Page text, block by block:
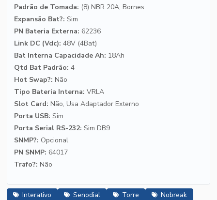
Padrão de Tomada: (8) NBR 20A; Bornes
Expansão Bat?: Sim
PN Bateria Externa: 62236
Link DC (Vdc): 48V (4Bat)
Bat Interna Capacidade Ah: 18Ah
Qtd Bat Padrão: 4
Hot Swap?: Não
Tipo Bateria Interna: VRLA
Slot Card: Não, Usa Adaptador Externo
Porta USB: Sim
Porta Serial RS-232: Sim DB9
SNMP?: Opcional
PN SNMP: 64017
Trafo?: Não
Interativo Senodial Torre
Nobreak